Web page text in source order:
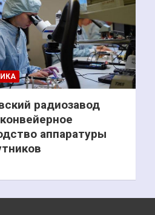
радиозавод
аппаратуры